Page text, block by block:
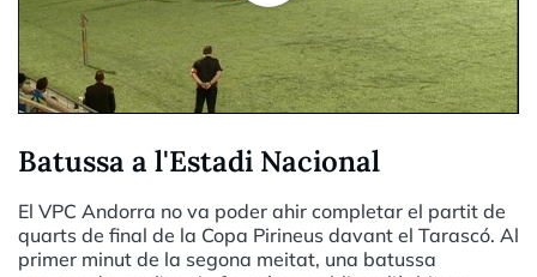
Batussa a l'Estadi Nacional
El VPC Andorra no va poder ahir completar el partit de
quarts de final de la Copa Pirineus davant el Tarascó. Al
primer minut de la segona meitat, una batussa